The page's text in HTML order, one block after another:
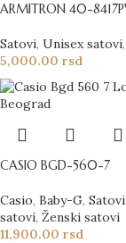
ARMITRON 40-
Satovi, Unisex satovi,
5,000.00 rsd
CASIO BGD-560-7
Casio, Baby-G, Satovi,
satovi, Ženski satovi
11,900.00 rsd